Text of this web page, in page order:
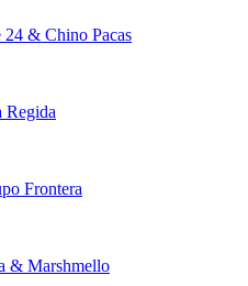
& Chino Pacas
Regida
Frontera
& Marshmello